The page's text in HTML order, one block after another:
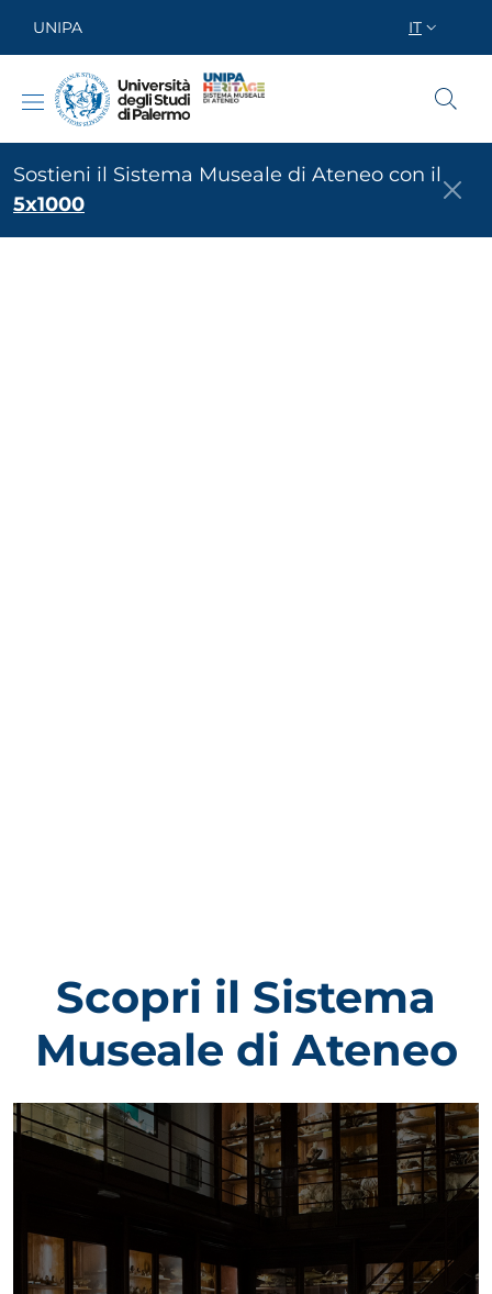
UNIPA IT
UNIPA Heritage
Sostieni il Sistema Museale di Ateneo con il
5x1000
Scopri il Sistema
Museale di Ateneo